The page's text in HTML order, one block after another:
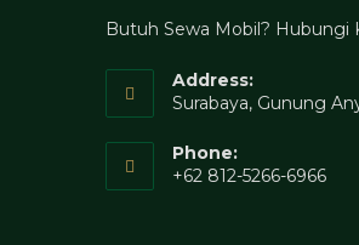
Butuh Sewa Mobil? Hubungi
Address:
Surabaya, Gunung
Phone:
+62 812-5266-6966